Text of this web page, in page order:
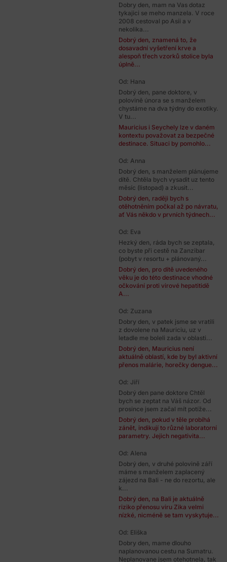
Dobry den, mam na Vas dotaz
tykajici se meho manzela. V roce
2008 cestoval po Asii a v
nekolika...
Dobrý den, znamená to, že
dosavadní vyšetření krve a
alespoň třech vzorků stolice byla
úplně...
Od: Hana
Dobrý den, pane doktore, v
polovině února se s manželem
chystáme na dva týdny do exotiky.
V tu...
Mauricius i Seychely lze v daném
kontextu považovat za bezpečné
destinace. Situaci by pomohlo...
Od: Anna
Dobrý den, s manželem plánujeme
dítě. Chtěla bych vysadit uz tento
měsíc (listopad) a zkusit...
Dobrý den, raději bych s
otěhotněním počkal až po návratu,
ať Vás někdo v prvních týdnech...
Od: Eva
Hezký den, ráda bych se zeptala,
co byste při cestě na Zanzibar
(pobyt v resortu + plánovaný...
Dobrý den, pro dítě uvedeného
věku je do této destinace vhodné
očkování proti virové hepatitidě
A...
Od: Zuzana
Dobry den, v patek jsme se vratili
z dovolene na Mauriciu, uz v
letadle me boleli zada v oblasti...
Dobrý den, Mauricius není
aktuálně oblastí, kde by byl aktivní
přenos malárie, horečky dengue...
Od: Jiří
Dobrý den pane doktore Chtěl
bych se zeptat na Váš názor. Od
prosince jsem začal mít potíže...
Dobrý den, pokud v těle probíhá
zánět, indikují to různé laboratorní
parametry. Jejich negativita...
Od: Alena
Dobrý den, v druhé polovině září
máme s manželem zaplacený
zájezd na Bali - ne do rezortu, ale
k...
Dobrý den, na Bali je aktuálně
riziko přenosu viru Zika velmi
nízké, nicméně se tam vyskytuje...
Od: Eliška
Dobry den, mame dlouho
naplanovanou cestu na Sumatru.
Neplanovane jsem otehotnela, tak